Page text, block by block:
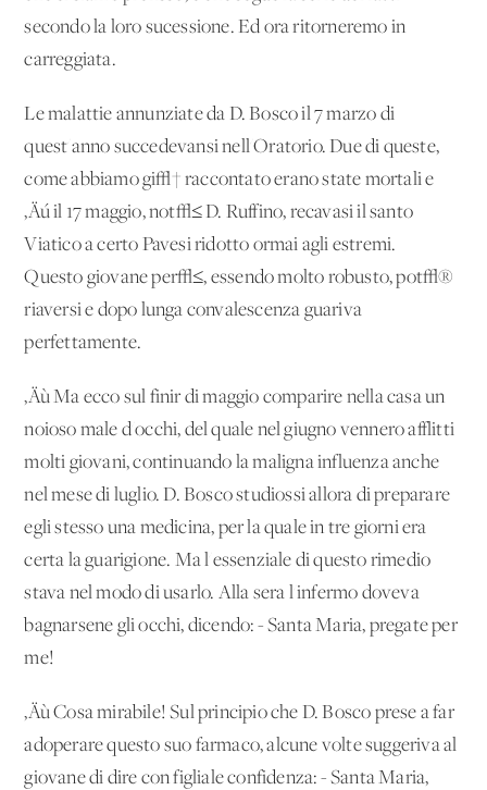
secondo la loro sucessione. Ed ora ritorneremo in
carreggiata.
Le malattie annunziate da D. Bosco il 7 marzo di
quest'anno succedevansi nell'Oratorio. Due di queste,
come abbiamo gi√† raccontato erano state mortali e
‚Äú il 17 maggio, not√≤ D. Ruffino, recavasi il santo
Viatico a certo Pavesi ridotto ormai agli estremi.
Questo giovane per√≤, essendo molto robusto, pot√®
riaversi e dopo lunga convalescenza guariva
perfettamente.
‚Äù Ma ecco sul finir di maggio comparire nella casa un
noioso male d'occhi, del quale nel giugno vennero afflitti
molti giovani, continuando la maligna influenza anche
nel mese di luglio. D. Bosco studiossi allora di preparare
egli stesso una medicina, per la quale in tre giorni era
certa la guarigione. Ma l'essenziale di questo rimedio
stava nel modo di usarlo. Alla sera l'infermo doveva
bagnarsene gli occhi, dicendo: - Santa Maria, pregate per
me!
‚Äù Cosa mirabile! Sul principio che D. Bosco prese a far
adoperare questo suo farmaco, alcune volte suggeriva al
giovane di dire con figliale confidenza: - Santa Maria,